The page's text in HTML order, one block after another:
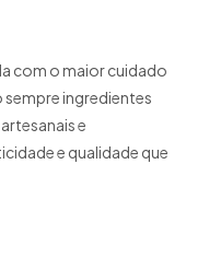
com o maior cuidado
ingredientes
e
e qualidade que